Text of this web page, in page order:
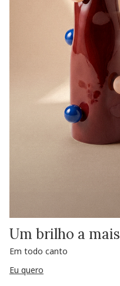
Um brilho a mais
Em todo canto
Eu quero